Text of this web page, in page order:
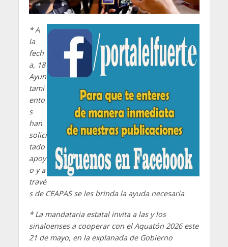
* A
la
fech
a, 18
Ayun
tami
ento
s
han
solici
tado
apoy
o y a
travé
s de CEAPAS se les brinda la ayuda necesaria
* La mandataria estatal invita a las y los
sinaloenses a cooperar con el Aquatón 2026 este
21 de mayo, en la explanada de Gobierno